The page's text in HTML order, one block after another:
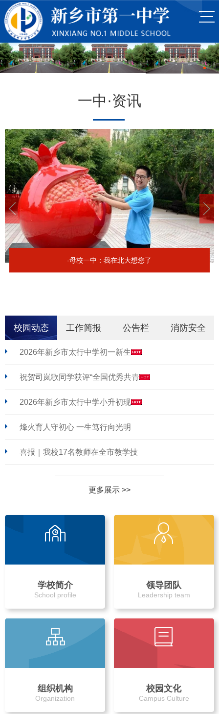
一中·资讯
-母校一中：我在北大想您了
校园动态 工作简报 公告栏 消防安全
2026年新乡市太行中学初一新生
祝贺司岚歌同学获评“全国优秀共青
2026年新乡市太行中学小升初现
烽火育人守初心 一生笃行向光明
喜报｜我校17名教师在全市教学技
更多展示 >>
学校简介
School profile
领导团队
Leadership team
组织机构
Organization
校园文化
Campus Culture